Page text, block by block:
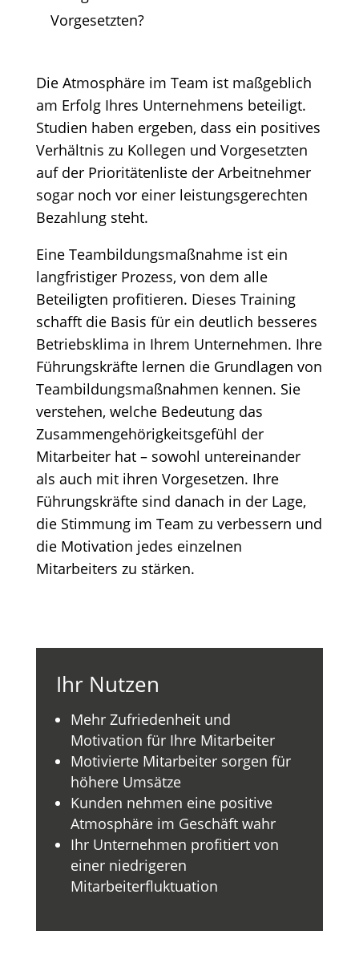
Vorgesetzten?
Die Atmosphäre im Team ist maßgeblich
am Erfolg Ihres Unternehmens beteiligt.
Studien haben ergeben, dass ein positives
Verhältnis zu Kollegen und Vorgesetzten
auf der Prioritätenliste der Arbeitnehmer
sogar noch vor einer leistungsgerechten
Bezahlung steht.
Eine Teambildungsmaßnahme ist ein
langfristiger Prozess, von dem alle
Beteiligten profitieren. Dieses Training
schafft die Basis für ein deutlich besseres
Betriebsklima in Ihrem Unternehmen. Ihre
Führungskräfte lernen die Grundlagen von
Teambildungsmaßnahmen kennen. Sie
verstehen, welche Bedeutung das
Zusammengehörigkeitsgefühl der
Mitarbeiter hat – sowohl untereinander
als auch mit ihren Vorgesetzen. Ihre
Führungskräfte sind danach in der Lage,
die Stimmung im Team zu verbessern und
die Motivation jedes einzelnen
Mitarbeiters zu stärken.
Ihr Nutzen
Mehr Zufriedenheit und
Motivation für Ihre Mitarbeiter
Motivierte Mitarbeiter sorgen für
höhere Umsätze
Kunden nehmen eine positive
Atmosphäre im Geschäft wahr
Ihr Unternehmen profitiert von
einer niedrigeren
Mitarbeiterfluktuation